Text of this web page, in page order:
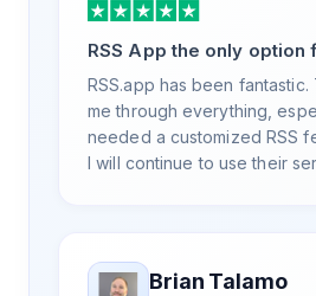
RSS App the only option
generation
RSS.app has been
me through everything,
needed a customized RSS
I will continue to use their
Brian Talamo